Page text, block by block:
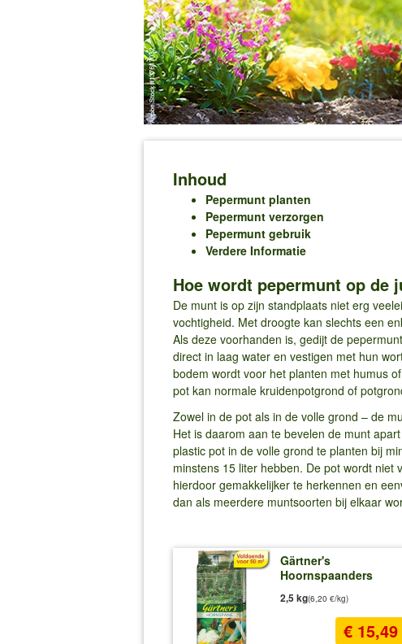
Inhoud
Pepermunt planten
Pepermunt verzorgen
Pepermunt gebruik
Verdere Informatie
Hoe wordt pepermunt op de
De munt is op zijn standplaats niet erg
vochtigheid. Met droogte kan slechts een
Als deze voorhanden is, gedijt de
direct in laag water en vestigen met hun
bodem wordt voor het planten met humus
pot kan normale kruidenpotgrond of
Zowel in de pot als in de volle grond – de
Het is daarom aan te bevelen de munt
plastic pot in de volle grond te planten bij
minstens 15 liter hebben. De pot wordt
hierdoor gemakkelijker te herkennen en
dan als meerdere muntsoorten bij elkaar
Gärtner's
Hoornspaanders
2,5 kg
€ 15,49
(6,20 €/kg)